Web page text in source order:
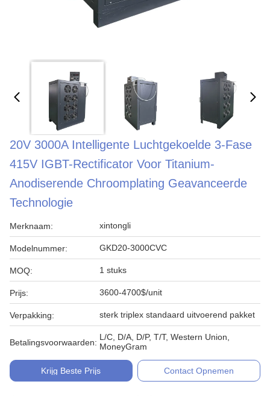
20V 3000A Intelligente Luchtgekoelde 3-Fase
415V IGBT-Rectificator Voor Titanium-
Anodiserende Chroomplating Geavanceerde
Technologie
Merknaam: xintongli
Modelnummer: GKD20-3000CVC
MOQ: 1 stuks
Prijs: 3600-4700$/unit
Verpakking: sterk triplex standaard uitvoerend pakket
Betalingsvoorwaarden:
L/C, D/A, D/P, T/T, Western Union,
MoneyGram
Krijg Beste Prijs Contact Opnemen